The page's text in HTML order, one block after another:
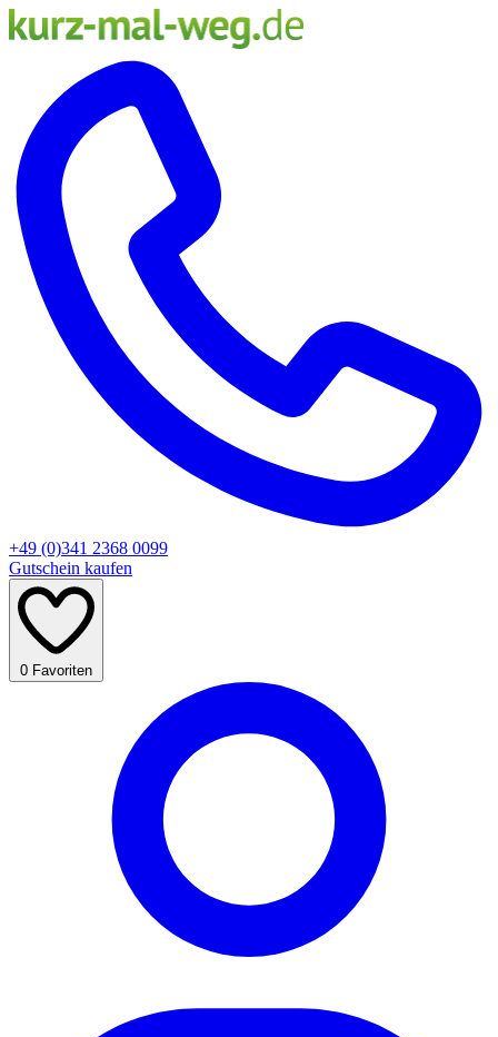
+49 (0)341 2368 0099
Gutschein kaufen
0 Favoriten